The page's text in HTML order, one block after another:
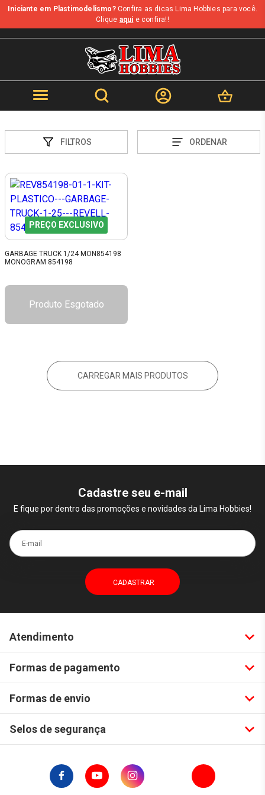
Iniciante em Plastimodelismo?Confira as dicas Lima Hobbies para você.
Clique aqui e confira!!
FILTROS ORDENAR
PREÇO EXCLUSIVO
GARBAGE TRUCK 1/24 MON854198
MONOGRAM 854198
Produto Esgotado
CARREGAR MAIS PRODUTOS
Cadastre seu e-mail
E fique por dentro das promoções e novidades da Lima Hobbies!
E-mail
Atendimento
Formas de pagamento
Formas de envio
Selos de segurança